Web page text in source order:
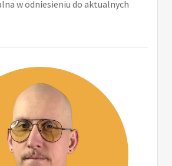
w odniesieniu do aktualnych